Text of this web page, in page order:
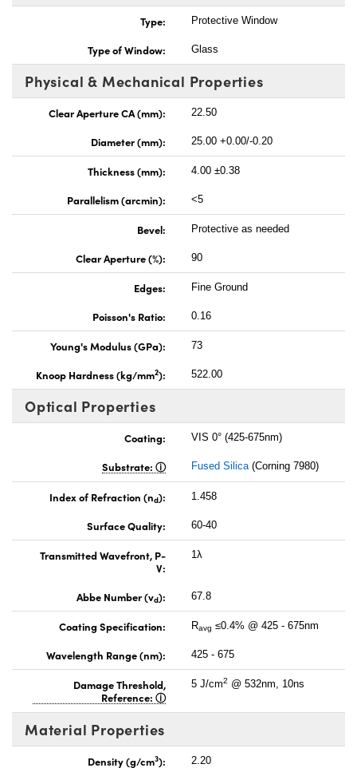
Type: Protective Window
Type of Window: Glass
Physical & Mechanical Properties
Clear Aperture CA (mm): 22.50
Diameter (mm): 25.00 +0.00/-0.20
Thickness (mm): 4.00 ±0.38
Parallelism (arcmin): <5
Bevel: Protective as needed
Clear Aperture (%): 90
Edges: Fine Ground
Poisson's Ratio: 0.16
Young's Modulus (GPa): 73
Knoop Hardness (kg/mm2): 522.00
Optical Properties
Coating: VIS 0° (425-675nm)
Substrate: Fused Silica (Corning 7980)
Index of Refraction (nd): 1.458
Surface Quality: 60-40
Transmitted Wavefront, P-
V:
1λ
Abbe Number (vd): 67.8
Coating Specification: Ravg ≤0.4% @ 425 - 675nm
Wavelength Range (nm): 425 - 675
Damage Threshold,
Reference:
5 J/cm2 @ 532nm, 10ns
Material Properties
Density (g/cm3): 2.20